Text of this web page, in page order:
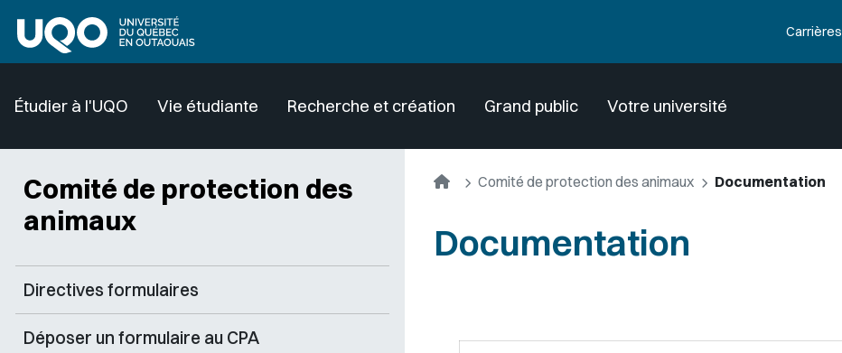
Carrières
Étudier à l'UQO Vie étudiante Recherche et création Grand public Votre université
Comité de protection des
animaux
Directives formulaires
Déposer un formulaire au CPA
AccueilComité de protection des animaux Documentation
Documentation